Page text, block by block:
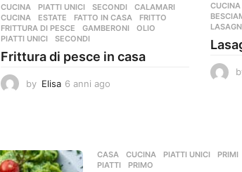
CUCINA ,PIATTI UNICI ,SECONDI CALAMARI
CUCINA
,ESTATE ,FATTO IN CASA ,FRITTO
FRITTURA DI PESCE
,GAMBERONI ,OLIO
PIATTI UNICI
,SECONDI
Frittura di pesce in casa
by Elisa 6 anni ago
a
g
CUCINA
CASA ,CUCINA ,PIATTI UNICI ,PRIMI
PIATTI
,PRIMO